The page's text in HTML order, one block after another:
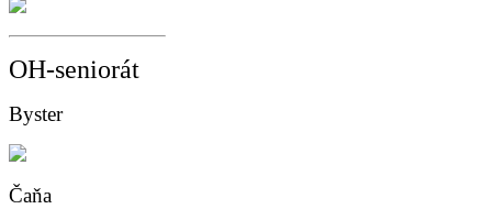
OH-seniorát
Byster
Čaňa